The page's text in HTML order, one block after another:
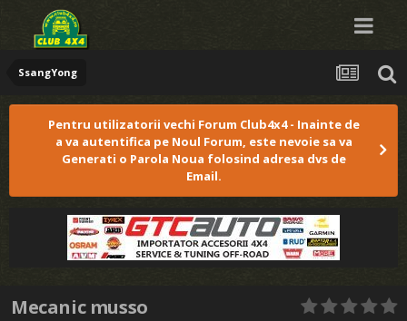
SsangYong
Pentru utilizatorii vechi Forum Club4x4 - Inainte de
a va autentifica pe Noul Forum, este nevoie sa va
Generati o Parola Noua folosind adresa dvs de
Email.
Mecanic musso